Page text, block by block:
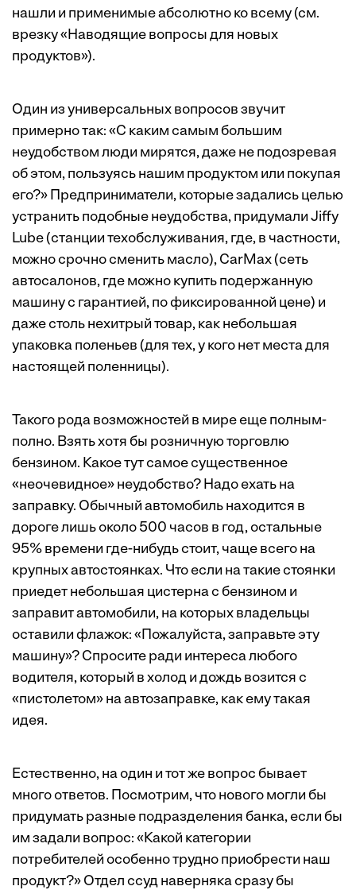
нашли и применимые абсолютно ко всему (см.
врезку «Наводящие вопросы для новых
продуктов»).
Один из универсальных вопросов звучит
примерно так: «С каким самым большим
неудобством люди мирятся, даже не подозревая
об этом, пользуясь нашим продуктом или покупая
его?» Предприниматели, которые задались целью
устранить подобные неудобства, придумали Jiffy
Lube (станции техобслуживания, где, в частности,
можно срочно сменить масло), CarMax (сеть
автосалонов, где можно купить подержанную
машину с гарантией, по фиксированной цене) и
даже столь нехитрый товар, как небольшая
упаковка поленьев (для тех, у кого нет места для
настоящей поленницы).
Такого рода возможностей в мире еще полным-
полно. Взять хотя бы розничную торговлю
бензином. Какое тут самое существенное
«неочевидное» неудобство? Надо ехать на
заправку. Обычный автомобиль находится в
дороге лишь около 500 часов в год, остальные
95% времени где-нибудь стоит, чаще всего на
крупных автостоянках. Что если на такие стоянки
приедет небольшая цистерна с бензином и
заправит автомобили, на которых владельцы
оставили флажок: «Пожалуй­ста, заправьте эту
машину»? Спросите ради интереса любого
водителя, который в холод и дождь возится с
«пистолетом» на автозаправке, как ему такая
идея.
Естественно, на один и тот же вопрос бывает
много ответов. Посмотрим, что нового могли бы
придумать разные подразделения банка, если бы
им задали во­прос: «Какой категории
потребителей особенно трудно приобрести наш
продукт?» Отдел ссуд наверняка сразу бы